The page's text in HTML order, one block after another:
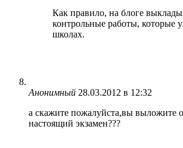
Как правило, на блоге
контрольные работы, которые
школах.
Анонимный 28.03.2012 в 12:32
а скажите пожалуйста,вы выложите
настоящий экзамен???